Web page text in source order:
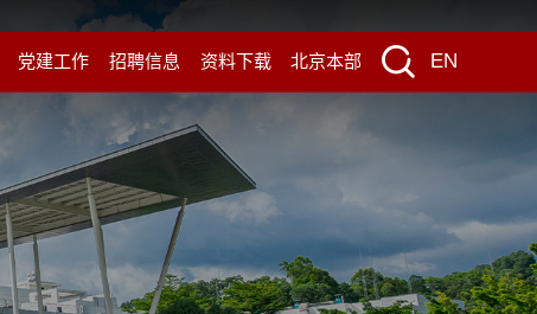
党建工作 招聘信息 资料下载 北京本部 EN